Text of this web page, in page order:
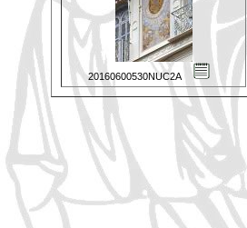
20160600530NUC2A